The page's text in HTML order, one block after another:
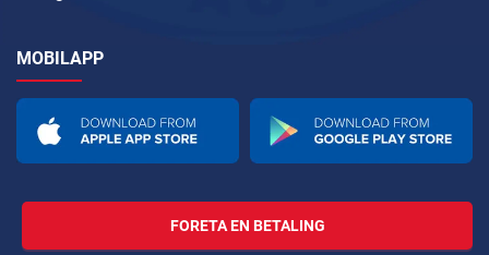
MOBILAPP
FORETA EN BETALING